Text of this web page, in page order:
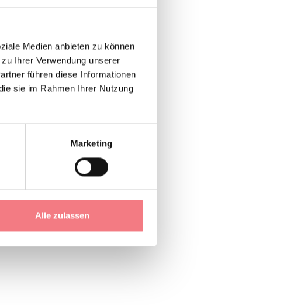
Medien anbieten zu können
Ihrer Verwendung unserer
führen diese Informationen
sie im Rahmen Ihrer Nutzung
Marketing
Alle zulassen
aller Ruhe spielen
zu kaufen.